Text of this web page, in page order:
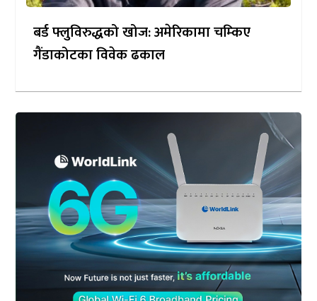
बर्ड फ्लुविरुद्धको खोज: अमेरिकामा चम्किए
गैंडाकोटका विवेक ढकाल